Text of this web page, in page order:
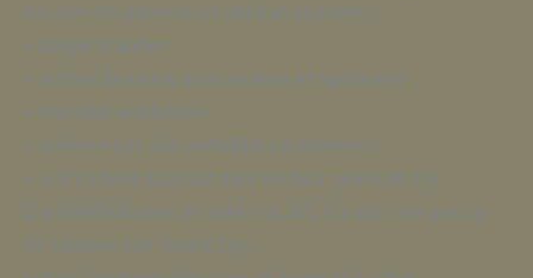
kaarsen en garanderen dat hun kaarsen:
– langer branden
– schoon branden (niet walmen en spetteren)
– niet snel verkleuren
– voldoen aan alle wettelijke keurmerken
– alle rustieke kaarsen door en door gekleurd zijn
Die belofte komen ze zeker na. Wij zijn dan ook gek op
de kaarsen van Rustik Lys.